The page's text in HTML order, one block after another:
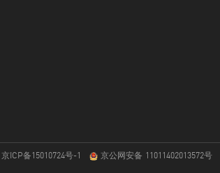
京ICP备15010724号-1 京公网安备 11011402013572号